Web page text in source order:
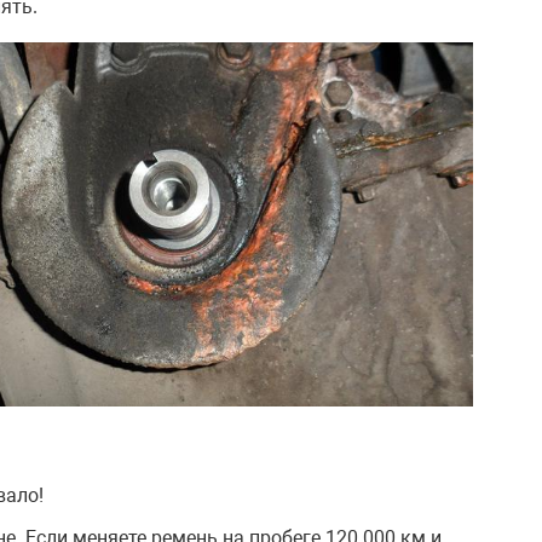
Если меняете ремень на пробеге 120 000 км и